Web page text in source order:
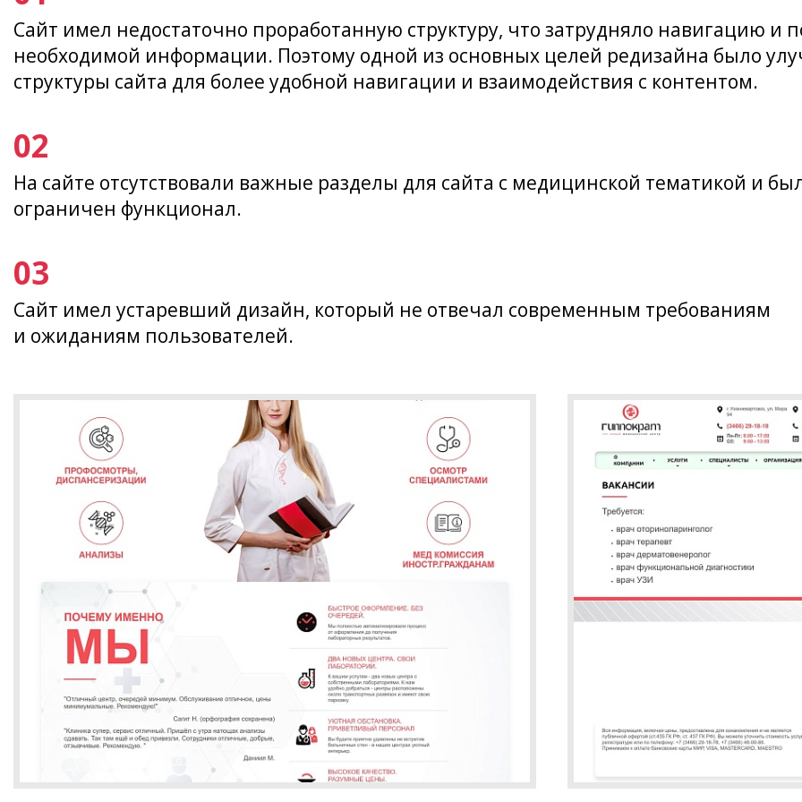
Сайт имел недостаточно проработанную структуру, что затрудняло навигацию и
необходимой информации. Поэтому одной из основных целей редизайна было
структуры сайта для более удобной навигации и взаимодействия с контентом.
На сайте отсутствовали важные разделы для сайта с медицинской тематикой и
ограничен функционал.
Сайт имел устаревший дизайн, который не отвечал современным требованиям
и ожиданиям пользователей.